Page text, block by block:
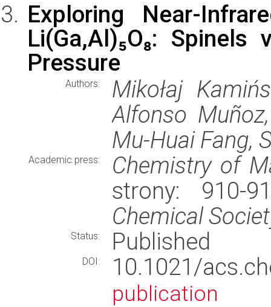
Exploring Near-
Li(Ga,Al)₅O₈:
Pressure
Authors:
Mikołaj
Alfonso
Mu-Huai Fang,
Academic press:
Chemistry of
strony: 910-
Chemical
Status: Published
DOI: 10.1021/
publication